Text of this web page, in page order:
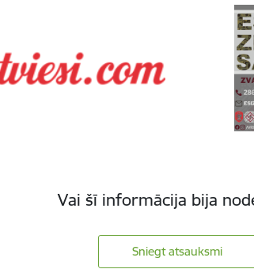
Vai šī informācija bija
Sniegt atsauksmi